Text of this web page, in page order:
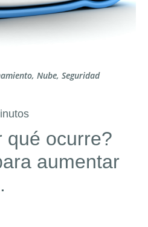
, Nube, Seguridad
qué ocurre?
aumentar